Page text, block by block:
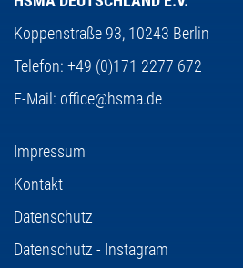
Koppenstraße 93, 10243 Berlin
Telefon: +49 (0)171 2277 672
E-Mail: office@hsma.de
Impressum
Kontakt
Datenschutz
Datenschutz - Instagram